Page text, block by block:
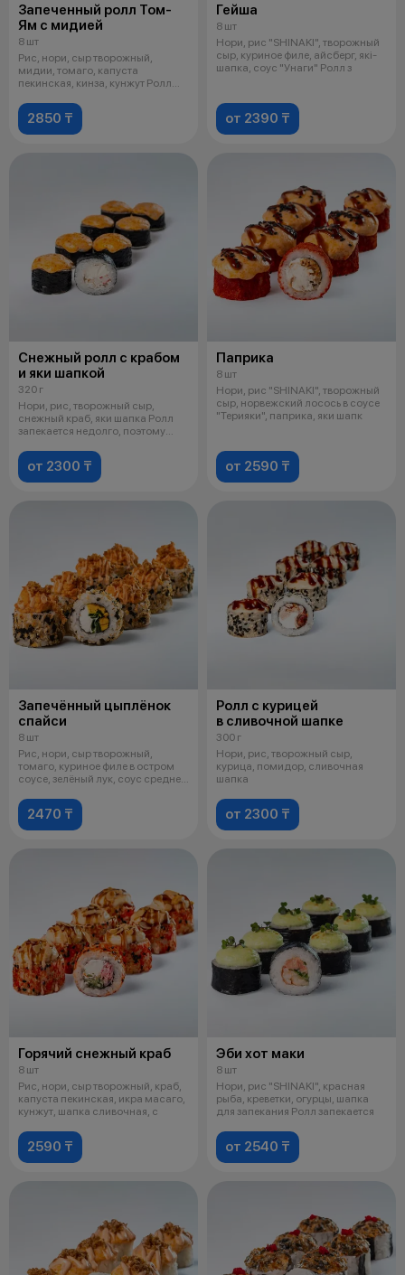
Запеченный ролл Том-
Ям с мидией
8 шт
Рис, нори, сыр творожный,
мидии, томаго, капуста
пекинская, кинза, кунжут Ролл
2850 ₸
Гейша
8 шт
Нори, рис "SHINAKI", творожный
сыр, куриное филе, айсберг, якi-
шапка, соус "Унаги" Ролл з
от 2390 ₸
Снежный ролл с крабом
и яки шапкой
320 г
Нори, рис, творожный сыр,
снежный краб, яки шапка Ролл
запекается недолго, поэтому
от 2300 ₸
Паприка
8 шт
Нори, рис "SHINAKI", творожный
сыр, норвежский лосось в соусе
"Терияки", паприка, яки шапк
от 2590 ₸
Запечённый цыплёнок
спайси
8 шт
Рис, нори, сыр творожный,
томаго, куриное филе в остром
соусе, зелёный лук, соус средне-
2470 ₸
Ролл с курицей
в сливочной шапке
300 г
Нори, рис, творожный сыр,
курица, помидор, сливочная
шапка
от 2300 ₸
Горячий снежный краб
8 шт
Рис, нори, сыр творожный, краб,
капуста пекинская, икра масаго,
кунжут, шапка сливочная, с
2590 ₸
Эби хот маки
8 шт
Нори, рис "SHINAKI", красная
рыба, креветки, огурцы, шапка
для запекания Ролл запекается
от 2540 ₸